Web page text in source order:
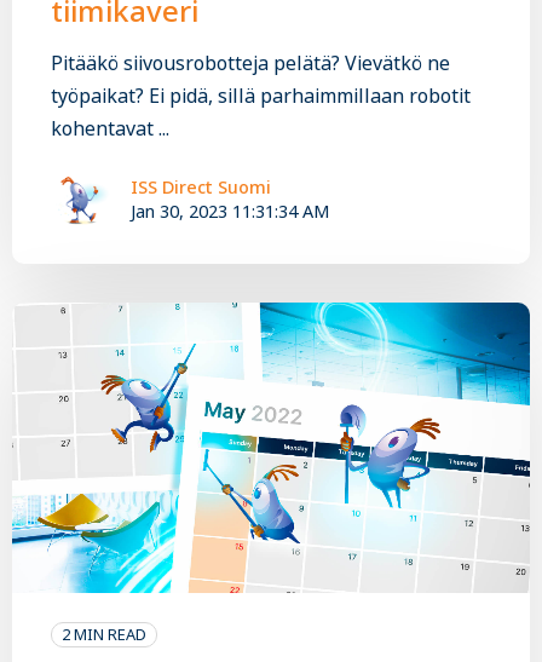
tiimikaveri
Pitääkö siivousrobotteja pelätä? Vievätkö ne
työpaikat? Ei pidä, sillä parhaimmillaan robotit
kohentavat ...
ISS Direct Suomi
Jan 30, 2023 11:31:34 AM
2 MIN READ